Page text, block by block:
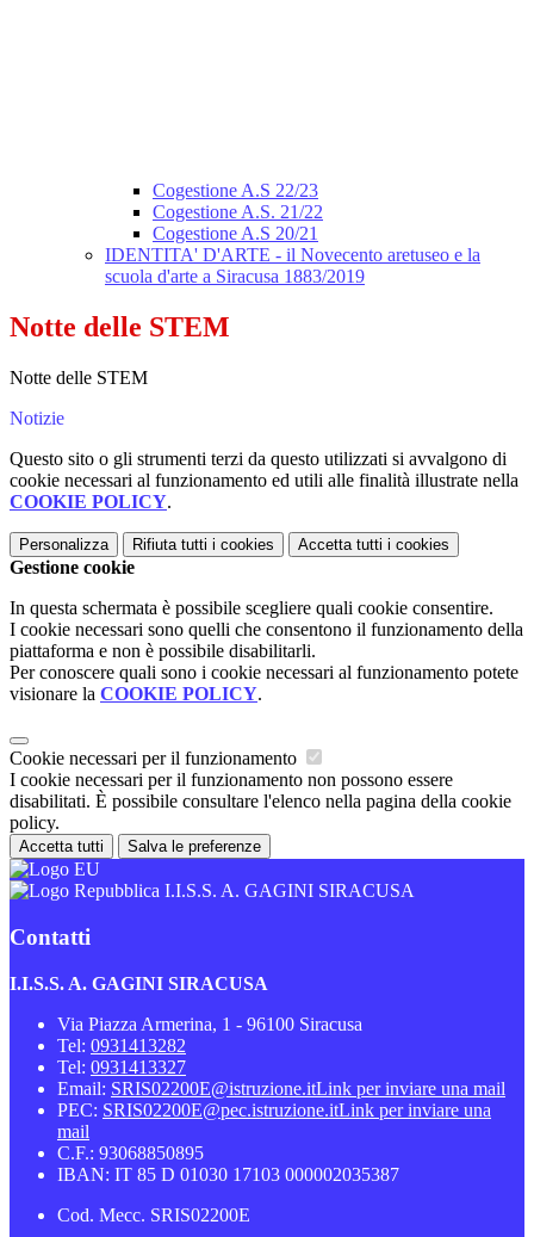
Cogestione A.S 22/23
Cogestione A.S. 21/22
Cogestione A.S 20/21
IDENTITA' D'ARTE - il Novecento aretuseo e la
scuola d'arte a Siracusa 1883/2019
Notte delle STEM
Notte delle STEM
Notizie
Questo sito o gli strumenti terzi da questo utilizzati si avvalgono di
cookie necessari al funzionamento ed utili alle finalità illustrate nella
COOKIE POLICY.
Personalizza Rifiuta tutti i cookies Accetta tutti i cookies
Gestione cookie
In questa schermata è possibile scegliere quali cookie consentire.
I cookie necessari sono quelli che consentono il funzionamento della
piattaforma e non è possibile disabilitarli.
Per conoscere quali sono i cookie necessari al funzionamento potete
visionare la COOKIE POLICY.
Cookie necessari per il funzionamento
I cookie necessari per il funzionamento non possono essere
disabilitati. È possibile consultare l'elenco nella pagina della cookie
policy.
Accetta tutti Salva le preferenze
I.I.S.S. A. GAGINI SIRACUSA
Contatti
I.I.S.S. A. GAGINI SIRACUSA
Via Piazza Armerina, 1 - 96100 Siracusa
Tel: 0931413282
Tel: 0931413327
Email: SRIS02200E@istruzione.itLink per inviare una mail
PEC: SRIS02200E@pec.istruzione.itLink per inviare una
mail
C.F.: 93068850895
IBAN: IT 85 D 01030 17103 000002035387
Cod. Mecc. SRIS02200E